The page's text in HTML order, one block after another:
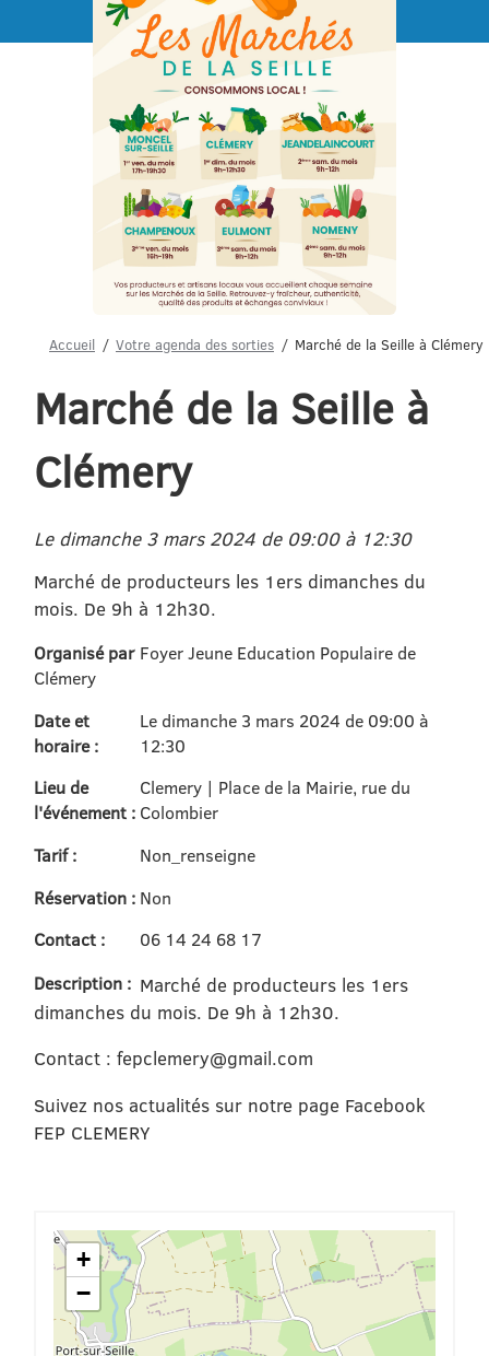
Menu
Accueil Votre agenda des sorties Marché de la Seille à Clémery
Marché de la Seille à
Clémery
Le dimanche 3 mars 2024 de 09:00 à 12:30
Marché de producteurs les 1ers dimanches du
mois. De 9h à 12h30.
Organisé par Foyer Jeune Education Populaire de
Clémery
Date et
horaire :
Le dimanche 3 mars 2024 de 09:00 à
12:30
Lieu de
l'événement :
Clemery | Place de la Mairie, rue du
Colombier
Tarif :
Non_renseigne
Réservation : Non
Contact :
06 14 24 68 17
Description : Marché de producteurs les 1ers
dimanches du mois. De 9h à 12h30.
Contact : fepclemery@gmail.com
Suivez nos actualités sur notre page Facebook
FEP CLEMERY
+
−